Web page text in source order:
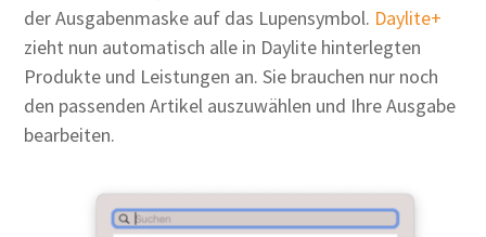
der Ausgabenmaske auf das Lupensymbol. Daylite+
zieht nun automatisch alle in Daylite hinterlegten
Produkte und Leistungen an. Sie brauchen nur noch
den passenden Artikel auszuwählen und Ihre Ausgabe
bearbeiten.